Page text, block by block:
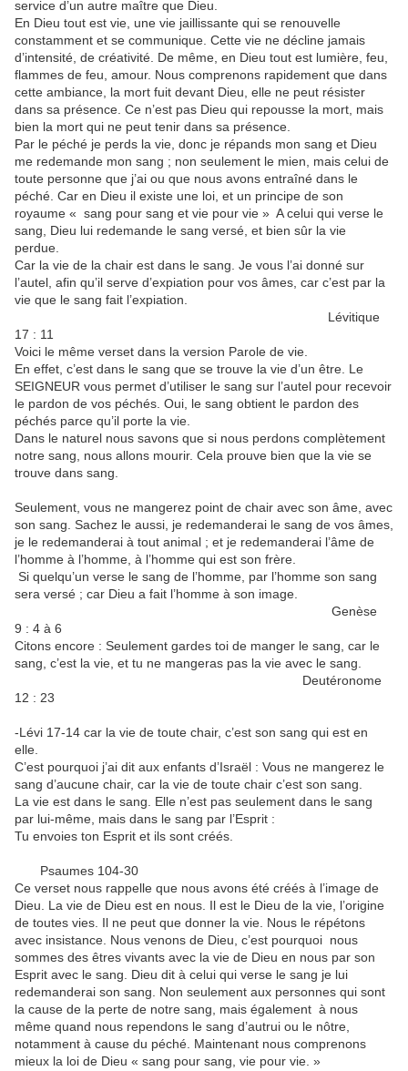
service d’un autre maître que Dieu.
En Dieu tout est vie, une vie jaillissante qui se renouvelle
constamment et se communique. Cette vie ne décline jamais
d’intensité, de créativité. De même, en Dieu tout est lumière, feu,
flammes de feu, amour. Nous comprenons rapidement que dans
cette ambiance, la mort fuit devant Dieu, elle ne peut résister
dans sa présence. Ce n’est pas Dieu qui repousse la mort, mais
bien la mort qui ne peut tenir dans sa présence.
Par le péché je perds la vie, donc je répands mon sang et Dieu
me redemande mon sang ; non seulement le mien, mais celui de
toute personne que j’ai ou que nous avons entraîné dans le
péché. Car en Dieu il existe une loi, et un principe de son
royaume « sang pour sang et vie pour vie » A celui qui verse le
sang, Dieu lui redemande le sang versé, et bien sûr la vie
perdue.
Car la vie de la chair est dans le sang. Je vous l’ai donné sur
l’autel, afin qu’il serve d’expiation pour vos âmes, car c’est par la
vie que le sang fait l’expiation.
Lévitique
17 : 11
Voici le même verset dans la version Parole de vie.
En effet, c’est dans le sang que se trouve la vie d’un être. Le
SEIGNEUR vous permet d’utiliser le sang sur l’autel pour recevoir
le pardon de vos péchés. Oui, le sang obtient le pardon des
péchés parce qu’il porte la vie.
Dans le naturel nous savons que si nous perdons complètement
notre sang, nous allons mourir. Cela prouve bien que la vie se
trouve dans sang.
Seulement, vous ne mangerez point de chair avec son âme, avec
son sang. Sachez le aussi, je redemanderai le sang de vos âmes,
je le redemanderai à tout animal ; et je redemanderai l’âme de
l’homme à l’homme, à l’homme qui est son frère.
Si quelqu’un verse le sang de l’homme, par l’homme son sang
sera versé ; car Dieu a fait l’homme à son image.
Genèse
9 : 4 à 6
Citons encore : Seulement gardes toi de manger le sang, car le
sang, c’est la vie, et tu ne mangeras pas la vie avec le sang.
Deutéronome
12 : 23
-Lévi 17-14 car la vie de toute chair, c’est son sang qui est en
elle.
C’est pourquoi j’ai dit aux enfants d’Israël : Vous ne mangerez le
sang d’aucune chair, car la vie de toute chair c’est son sang.
La vie est dans le sang. Elle n’est pas seulement dans le sang
par lui-même, mais dans le sang par l’Esprit :
Tu envoies ton Esprit et ils sont créés.
Psaumes 104-30
Ce verset nous rappelle que nous avons été créés à l’image de
Dieu. La vie de Dieu est en nous. Il est le Dieu de la vie, l’origine
de toutes vies. Il ne peut que donner la vie. Nous le répétons
avec insistance. Nous venons de Dieu, c’est pourquoi nous
sommes des êtres vivants avec la vie de Dieu en nous par son
Esprit avec le sang. Dieu dit à celui qui verse le sang je lui
redemanderai son sang. Non seulement aux personnes qui sont
la cause de la perte de notre sang, mais également à nous
même quand nous rependons le sang d’autrui ou le nôtre,
notamment à cause du péché. Maintenant nous comprenons
mieux la loi de Dieu « sang pour sang, vie pour vie. »